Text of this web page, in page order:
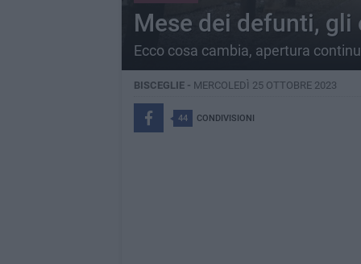
Mese dei defunti,
Ecco cosa cambia, apertura
BISCEGLIE - MERCOLEDÌ 25 OTTOBRE 2023
44 CONDIVISIONI